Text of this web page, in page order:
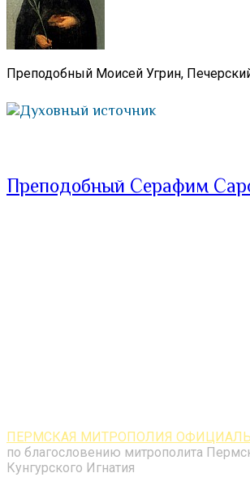
Преподобный Моисей Угрин,
Духовный источник
Преподобный Серафим
ПЕРМСКАЯ МИТРОПОЛИЯ
по благословению митрополита
Кунгурского Игнатия